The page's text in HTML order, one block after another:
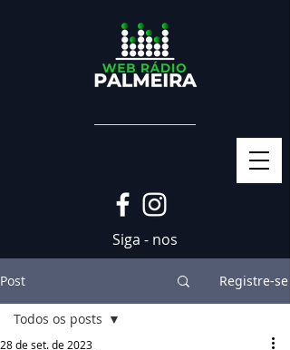
Siga - nos
Post Registre-se
Todos os posts
28 de set. de 2023